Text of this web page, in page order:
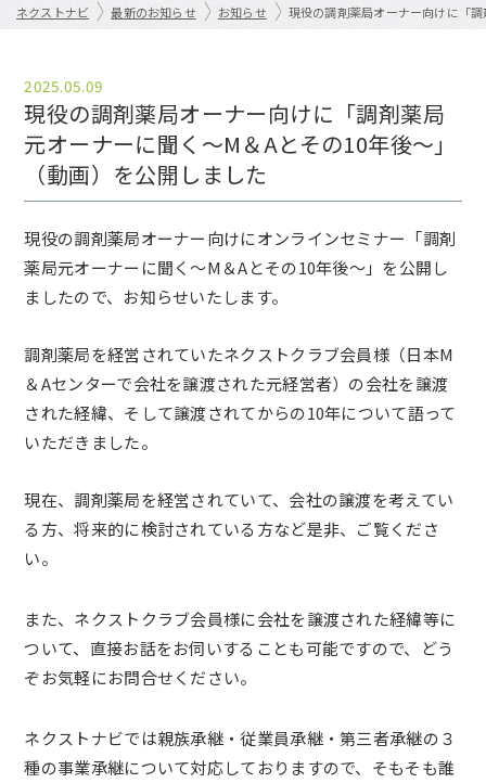
ネクストナビ 最新のお知らせ お知らせ 現役の調剤薬局オーナー向けに「
2025.05.09
現役の調剤薬局オーナー向けに「調剤薬局
元オーナーに聞く～М＆Aとその10年後～」
（動画）を公開しました
現役の調剤薬局オーナー向けにオンラインセミナー「調剤
薬局元オーナーに聞く～М＆Aとその10年後～」を公開し
ましたので、お知らせいたします。
調剤薬局を経営されていたネクストクラブ会員様（日本М
＆Aセンターで会社を譲渡された元経営者）の会社を譲渡
された経緯、そして譲渡されてからの10年について語って
いただきました。
現在、調剤薬局を経営されていて、会社の譲渡を考えてい
る方、将来的に検討されている方など是非、ご覧くださ
い。
また、ネクストクラブ会員様に会社を譲渡された経緯等に
ついて、直接お話をお伺いすることも可能ですので、どう
ぞお気軽にお問合せください。
ネクストナビでは親族承継・従業員承継・第三者承継の３
種の事業承継について対応しておりますので、そもそも誰